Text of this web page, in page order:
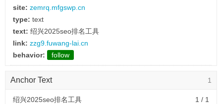
text
text:
视频课程
link:
cc7v.gongxishangmao.cn
2025-07-21 to 2025-07-21
type:
site: zemrq.mfgswp.cn
type: text
text: 绍兴2025seo排名工具
link: zzg9.fuwang-lai.cn
behavior:
follow
1
Anchor Text
绍兴2025seo排名工具 1 / 1